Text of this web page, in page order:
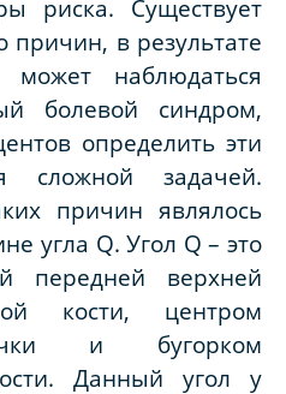
риска. Существует
причин, в результате
наблюдаться
болевой синдром,
определить эти
сложной задачей.
причин являлось
угла Q. Угол Q – это
передней верхней
кости, центром
и бугорком
Данный угол у